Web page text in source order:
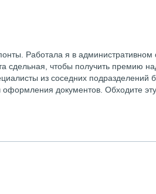
Работала я в
сдельная, чтобы получить премию
из соседних подразделений
документов. Обходите